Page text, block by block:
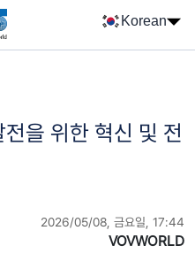
Korean
을 위한 혁신 및 전
2026/05/08, 금요일, 17:44
VOVWORLD